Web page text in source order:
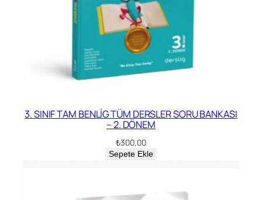
3. SINIF TAM BENLİG TÜM DERSLER SORU BANKASI
– 2. DÖNEM
₺300,00
Sepete Ekle